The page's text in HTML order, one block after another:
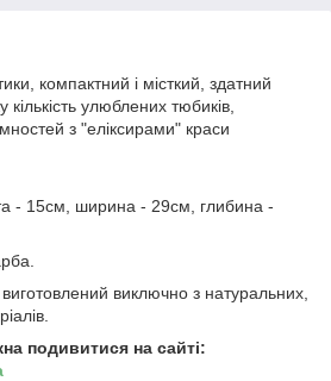
компактний і місткий, здатний
кількість улюблених тюбиків,
з "еліксирами" краси
- 15см, ширина - 29см, глибина -
виключно з натуральних,
подивитися на сайті: